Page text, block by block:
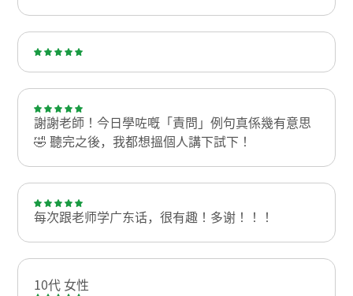
謝謝老師！今日學咗嘅「責問」例句真係幾有意思
🤣 聽完之後，我都想搵個人講下試下！
每次跟老师学广东话，很有趣！多谢！！！
10代 女性